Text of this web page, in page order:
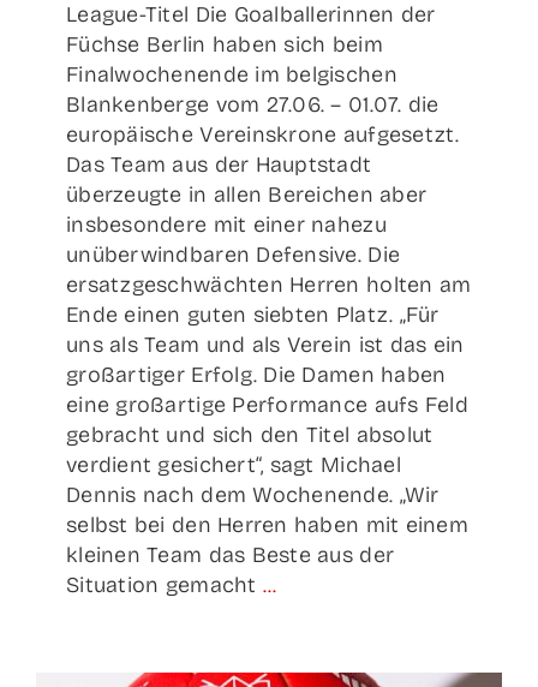
League-Titel Die Goalballerinnen der
Füchse Berlin haben sich beim
Finalwochenende im belgischen
Blankenberge vom 27.06. – 01.07. die
europäische Vereinskrone aufgesetzt.
Das Team aus der Hauptstadt
überzeugte in allen Bereichen aber
insbesondere mit einer nahezu
unüberwindbaren Defensive. Die
ersatzgeschwächten Herren holten am
Ende einen guten siebten Platz. „Für
uns als Team und als Verein ist das ein
großartiger Erfolg. Die Damen haben
eine großartige Performance aufs Feld
gebracht und sich den Titel absolut
verdient gesichert“, sagt Michael
Dennis nach dem Wochenende. „Wir
selbst bei den Herren haben mit einem
kleinen Team das Beste aus der
Situation gemacht ...